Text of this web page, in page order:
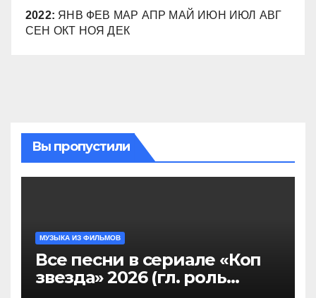
2022: ЯНВ ФЕВ МАР АПР МАЙ ИЮН ИЮЛ АВГ
СЕН ОКТ НОЯ ДЕК
Вы пропустили
МУЗЫКА ИЗ ФИЛЬМОВ
Все песни в сериале «Коп
звезда» 2026 (гл. роль